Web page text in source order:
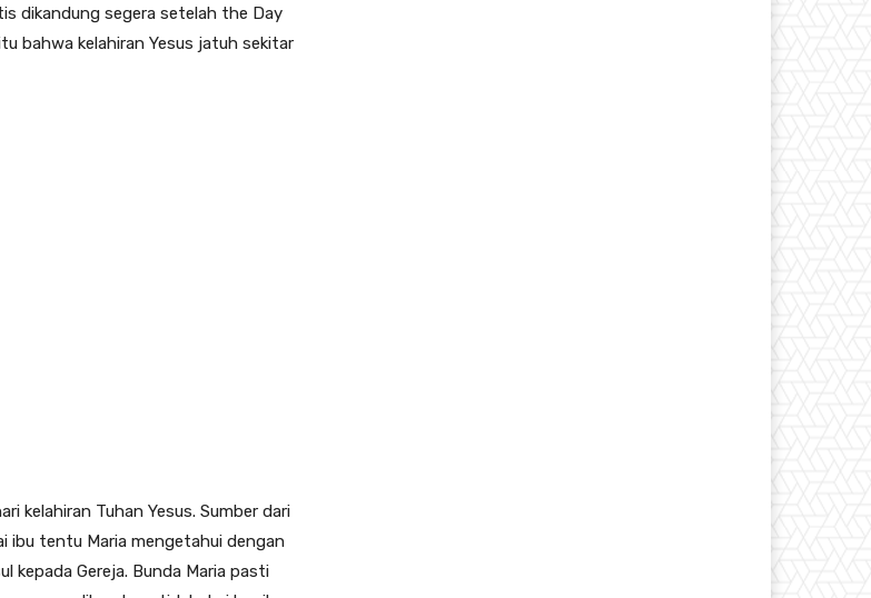
dikandung segera setelah the Day
bahwa kelahiran Yesus jatuh sekitar
kelahiran Tuhan Yesus. Sumber dari
ibu tentu Maria mengetahui dengan
kepada Gereja. Bunda Maria pasti